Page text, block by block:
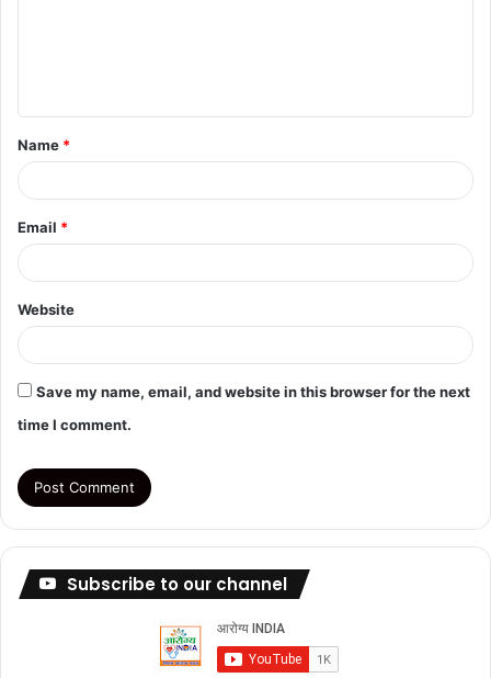
t
*
Name *
Email *
Website
Save my name, email, and website in this browser for the next
time I comment.
Subscribe to our channel